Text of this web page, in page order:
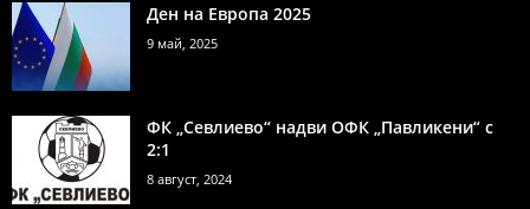
Ден на Европа 2025
9 май, 2025
ФК „Севлиево“ надви ОФК „Павликени“ с
2:1
8 август, 2024